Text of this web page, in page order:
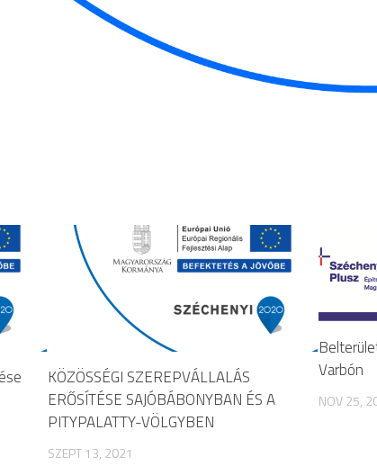
KÖZÖSSÉGI SZEREPVÁLLALÁS
ERŐSÍTÉSE SAJÓBÁBONYBAN ÉS A
PITYPALATTY-VÖLGYBEN
SZEPT 13, 2021
Varbón
NOV 25,